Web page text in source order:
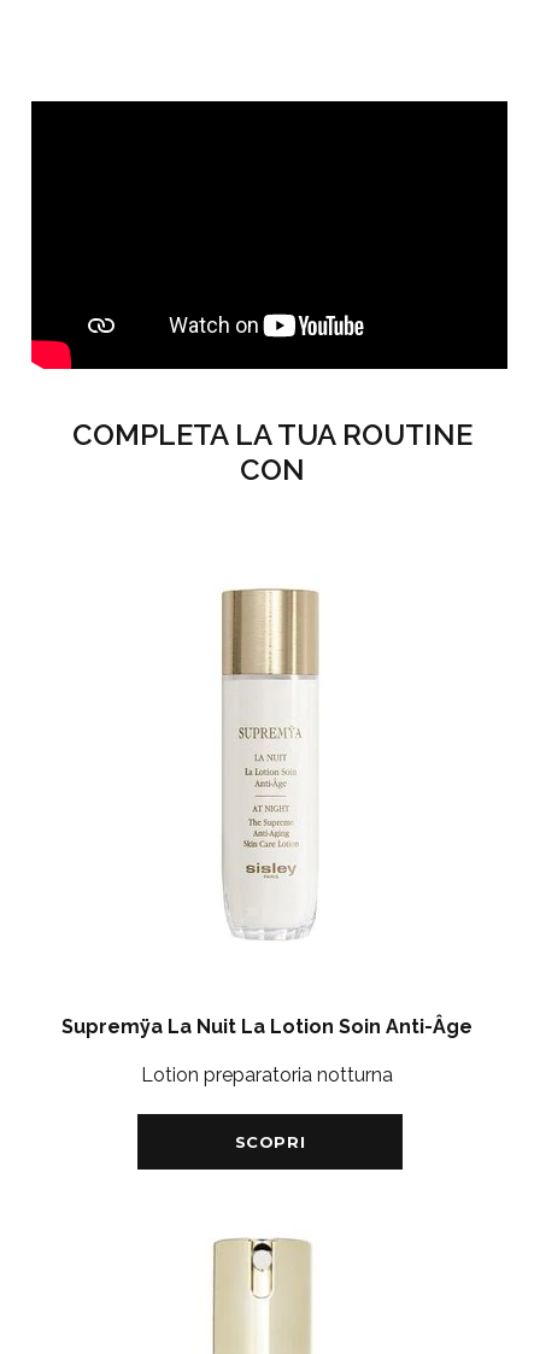
COMPLETA LA TUA ROUTINE
CON
Supremÿa La Nuit La Lotion Soin Anti-Âge
Lotion preparatoria notturna
SCOPRI